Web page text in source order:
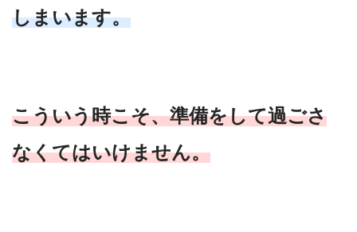
しまいます。
こういう時こそ、準備をして過ごさ
なくてはいけません。